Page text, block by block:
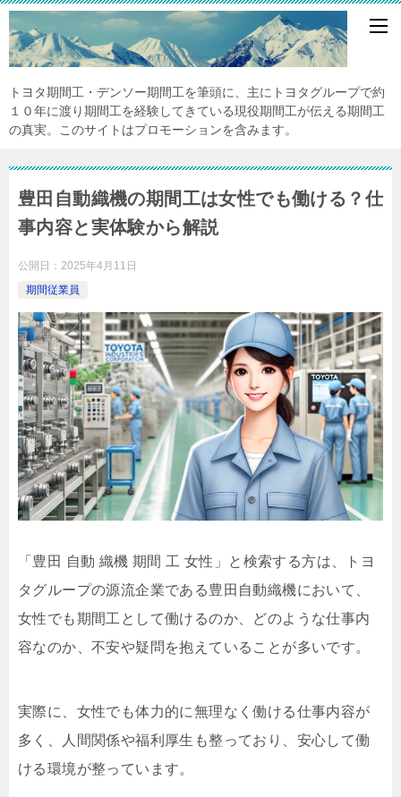
トヨタ期間工・デンソー期間工を筆頭に、主にトヨタグループで約
１０年に渡り期間工を経験してきている現役期間工が伝える期間工
の真実。このサイトはプロモーションを含みます。
豊田自動織機の期間工は女性でも働ける？仕
事内容と実体験から解説
公開日： 2025年4月11日
期間従業員
「豊田 自動 織機 期間 工 女性」と検索する方は、トヨ
タグループの源流企業である豊田自動織機において、
女性でも期間工として働けるのか、どのような仕事内
容なのか、不安や疑問を抱えていることが多いです。
実際に、女性でも体力的に無理なく働ける仕事内容が
多く、人間関係や福利厚生も整っており、安心して働
ける環境が整っています。